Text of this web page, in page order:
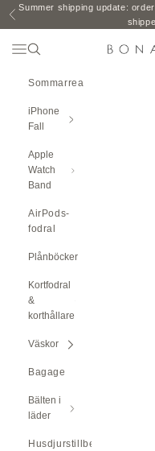
Hoppa till innehåll
Föregående
Summer shipping update:
Öppna Navigeringsmenyn
Öppen sökning
Sommarrea
iPhone
Fall
Apple
Watch
Band
AirPods-
fodral
Plånböcker
Kortfodral
&
korthållare
Väskor
Bagage
Bälten i
läder
Husdjurstillbehör